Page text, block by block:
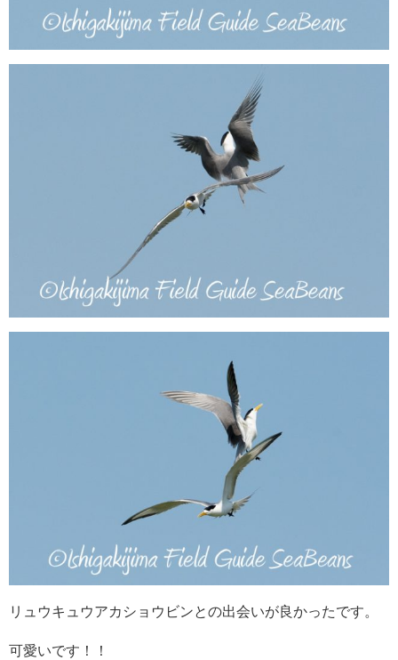
リュウキュウアカショウビンとの出会いが良かったです。
可愛いです！！